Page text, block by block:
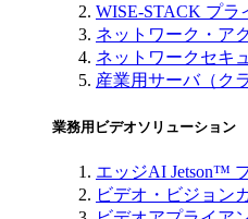
WISE-STACK プラ
ネットワーク・ア
ネットワークセキ
産業用サーバ（ク
業務用ビデオソリューション
エッジAI Jetson™
ビデオ・ビジョン